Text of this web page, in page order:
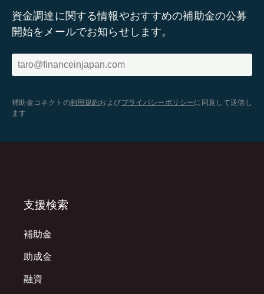
資金調達に関する情報やおすすめの補助金の公募
開始をメールでお知らせします。
補助金コネクトの利用規約およびプライバシーポリシーに同意して送信し
ます
支援検索
補助金
助成金
融資